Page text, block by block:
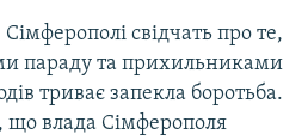
свідчать про те,
параду та прихильниками
триває запекла боротьба.
що влада Сімферополя